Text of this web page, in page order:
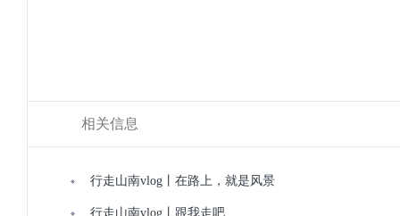
相关信息
行走山南vlog丨在路上，就是风景
行走山南vlog丨跟我走吧